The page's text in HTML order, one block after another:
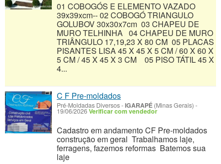
01 COBOGÓS E ELEMENTO VAZADO
39x39xcm-- 02 COBOGÓ TRIANGULO
GOLUBOV 30x30x7cm 03 CHAPEU DE
MURO TELHINHA 04 CHAPEU DE MURO
TRIÂNGULO 17,19,23 X 80 CM 05 PLACAS
PISANTES LISA 45 X 45 X 5 CM / 60 X 60 X
5 CM / 45 X 45 X 3 CM 05 PISO TÁTIL 45 X
4...
C F Pre-moldados
Pré-Moldadas Diversos-IGARAPÉ (Minas Gerais) -
19/06/2026Verificar com vendedor
Cadastro em andamento CF Pre-moldados
construção em geral Trabalhamos laje,
ferragens, fazemos reformas Batemos sua
laje